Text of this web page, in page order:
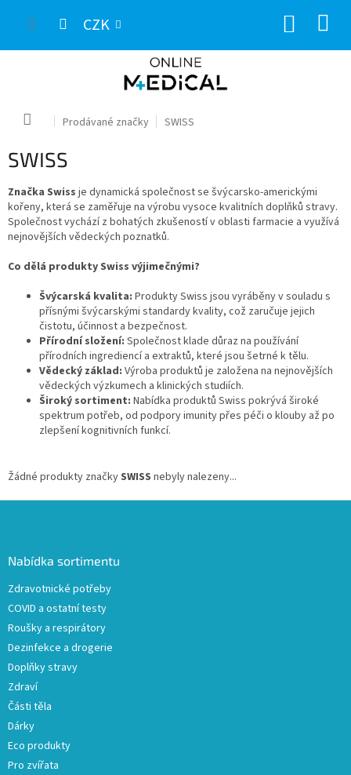
CZK
Domů Prodávané značky SWISS
SWISS
Značka Swiss je dynamická společnost se švýcarsko-americkými
kořeny, která se zaměřuje na výrobu vysoce kvalitních doplňků stravy.
Společnost vychází z bohatých zkušeností v oblasti farmacie a využívá
nejnovějších vědeckých poznatků.
Co dělá produkty Swiss výjimečnými?
Švýcarská kvalita: Produkty Swiss jsou vyráběny v souladu s
přísnými švýcarskými standardy kvality, což zaručuje jejich
čistotu, účinnost a bezpečnost.
Přírodní složení: Společnost klade důraz na používání
přírodních ingrediencí a extraktů, které jsou šetrné k tělu.
Vědecký základ: Výroba produktů je založena na nejnovějších
vědeckých výzkumech a klinických studiích.
Široký sortiment: Nabídka produktů Swiss pokrývá široké
spektrum potřeb, od podpory imunity přes péči o klouby až po
zlepšení kognitivních funkcí.
Žádné produkty značkySWISS nebyly nalezeny...
Nabídka sortimentu
Zdravotnické potřeby
COVID a ostatní testy
Roušky a respirátory
Dezinfekce a drogerie
Doplňky stravy
Zdraví
Části těla
Dárky
Eco produkty
Pro zvířata